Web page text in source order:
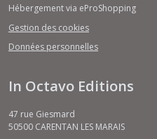
Hébergement via eProShopping
Gestion des cookies
Données personnelles
In Octavo Editions
47 rue Giesmard
50500 CARENTAN LES MARAIS